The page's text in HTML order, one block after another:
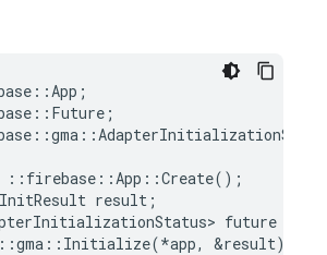
::App ;
:: Future ;
::gma ::
:: firebase ::App ::Create();
InitResult result ;
future
::gma :: Initialize(*app, &result);